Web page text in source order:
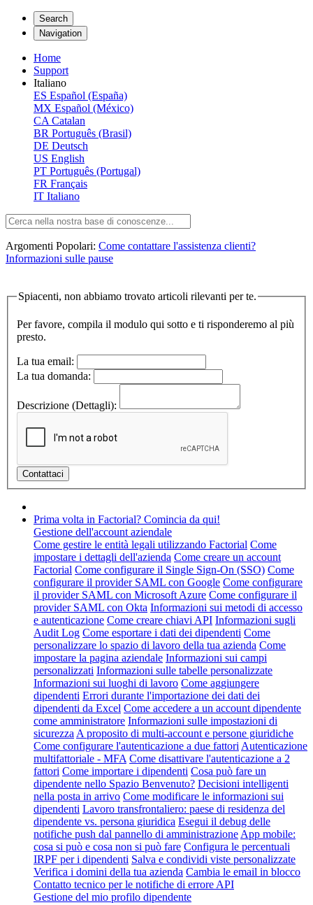
Search
Navigation
Home
Support
Italiano
ES Español (España)
MX Español (México)
CA Catalan
BR Português (Brasil)
DE Deutsch
US English
PT Português (Portugal)
FR Français
IT Italiano
Argomenti Popolari: Come contattare l'assistenza clienti?
Informazioni sulle pause
Spiacenti, non abbiamo trovato articoli rilevanti per te.
Per favore, compila il modulo qui sotto e ti risponderemo al più
presto.
La tua email:
La tua domanda:
Descrizione (Dettagli):
Prima volta in Factorial? Comincia da qui!
Gestione dell'account aziendale
Come gestire le entità legali utilizzando Factorial Come
impostare i dettagli dell'azienda Come creare un account
Factorial Come configurare il Single Sign-On (SSO) Come
configurare il provider SAML con Google Come configurare
il provider SAML con Microsoft Azure Come configurare il
provider SAML con Okta Informazioni sui metodi di accesso
e autenticazione Come creare chiavi API Informazioni sugli
Audit Log Come esportare i dati dei dipendenti Come
personalizzare lo spazio di lavoro della tua azienda Come
impostare la pagina aziendale Informazioni sui campi
personalizzati Informazioni sulle tabelle personalizzate
Informazioni sui luoghi di lavoro Come aggiungere
dipendenti Errori durante l'importazione dei dati dei
dipendenti da Excel Come accedere a un account dipendente
come amministratore Informazioni sulle impostazioni di
sicurezza A proposito di multi-account e persone giuridiche
Come configurare l'autenticazione a due fattori Autenticazione
multifattoriale - MFA Come disattivare l'autenticazione a 2
fattori Come importare i dipendenti Cosa può fare un
dipendente nello Spazio Benvenuto? Decisioni intelligenti
nella posta in arrivo Come modificare le informazioni sui
dipendenti Lavoro transfrontaliero: paese di residenza del
dipendente vs. persona giuridica Esegui il debug delle
notifiche push dal pannello di amministrazione App mobile:
cosa si può e cosa non si può fare Configura le percentuali
IRPF per i dipendenti Salva e condividi viste personalizzate
Verifica i domini della tua azienda Cambia le email in blocco
Contatto tecnico per le notifiche di errore API
Gestione del mio profilo dipendente